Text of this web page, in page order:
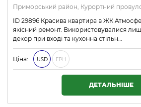
Приморський район, Курортний
ID 29896 Красива квартира в ЖК
якісний ремонт. Використовувалися
декор при вході та кухонна стільн…
Ціна: USD ГРН
ДЕТАЛЬНІШЕ